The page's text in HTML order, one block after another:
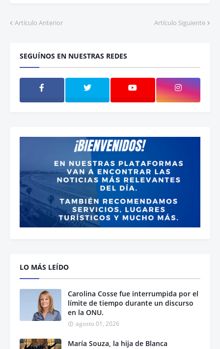
Artículo Anterior Artículo Siguiente
SEGUÍNOS EN NUESTRAS REDES
LO MÁS LEÍDO
Carolina Cosse fue interrumpida por el
límite de tiempo durante un discurso
en la ONU.
agosto 01, 2026
María Souza, la hija de Blanca